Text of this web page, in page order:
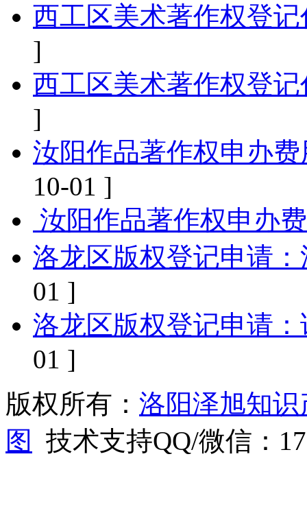
西工区美术著作权登
]
西工区美术著作权登
]
汝阳作品著作权申办
10-01 ]
汝阳作品著作权申办
洛龙区版权登记申请‌
01 ]
洛龙区版权登记申请‌
01 ]
版权所有： 洛阳泽旭知
图
技术支持QQ/微信：